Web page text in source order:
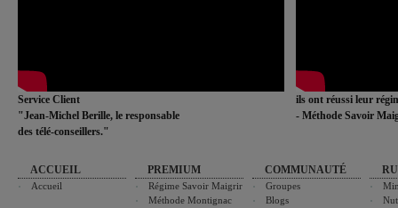
Service Client
"Jean-Michel Berille, le responsable
des télé-conseillers."
ils ont réussi leur
- Méthode Savoir
ACCUEIL
Accueil
PREMIUM
Régime Savoir Maigrir
Méthode Montignac
COMMUNAUTÉ
Groupes
Blogs